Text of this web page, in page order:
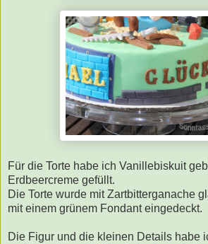
Für die Torte habe ich Vanillebiskuit
Erdbeercreme gefüllt.
Die Torte wurde mit Zartbitterganache
mit einem grünem Fondant eingedeckt.
Die Figur und die kleinen Details habe